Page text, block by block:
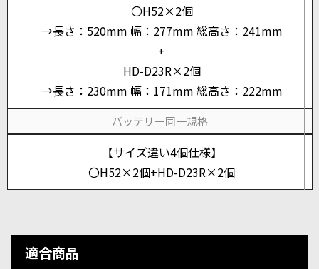
〇H52×2個
→長さ：520mm 幅：277mm 総高さ：241mm
+
HD-D23R×2個
→長さ：230mm 幅：171mm 総高さ：222mm
バッテリー同一規格
【サイズ違い4個仕様】
〇H52×2個+HD-D23R×2個
適合商品